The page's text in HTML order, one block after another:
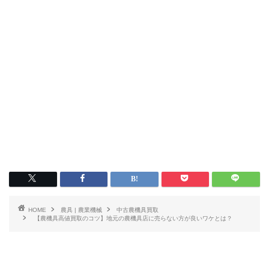
HOME 農具 | 農業機械
中古農機具買取
【農機具高値買取のコツ】地元の農機具店に売らない方が良いワケとは？